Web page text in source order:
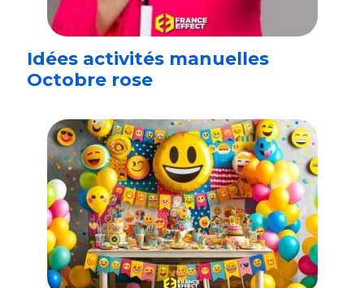
Idées activités manuelles
Octobre rose